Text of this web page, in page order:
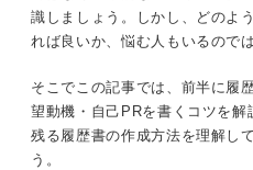
美容師もビジネスマ
基本はリクル
識しましょう。しかし、どのよ
れば良いか、悩む人もいるので
そこでこの記事では、前半に履
望動機・自己PRを書くコツを
残る履歴書の作成方法を理解し
う。
志望動機・自己PR
差別化するには？ 美容師の
書くコツ